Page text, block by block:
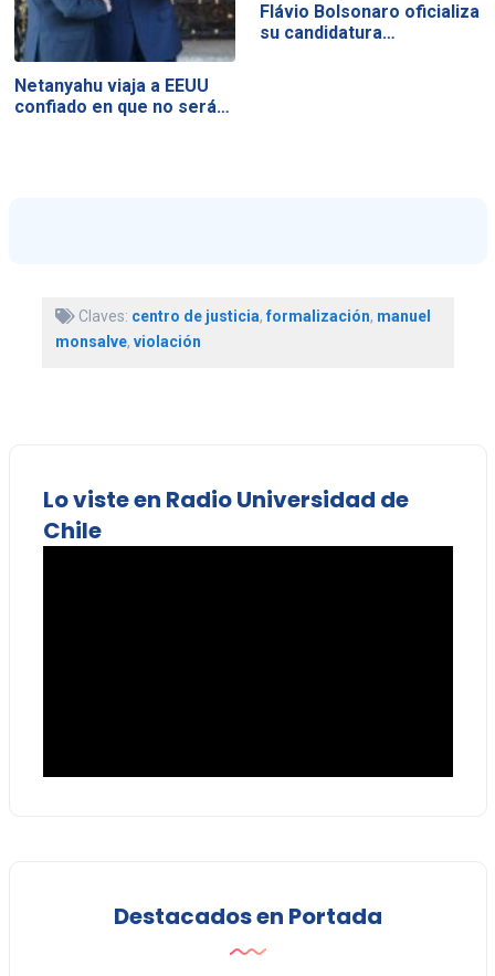
Netanyahu viaja a EEUU
confiado en que no será…
Flávio Bolsonaro oficializa
su candidatura…
Claves: centro de justicia,formalización, manuel
monsalve, violación
Lo viste en Radio Universidad de
Chile
Destacados en Portada